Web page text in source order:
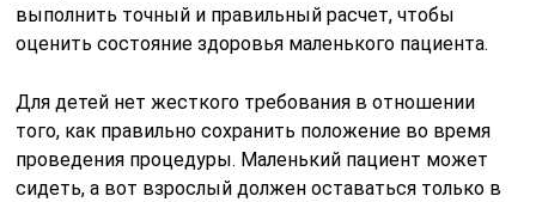
выполнить точный и правильный расчет, чтобы
оценить состояние здоровья маленького пациента.
Для детей нет жесткого требования в отношении
того, как правильно сохранить положение во время
проведения процедуры. Маленький пациент может
сидеть, а вот взрослый должен оставаться только в